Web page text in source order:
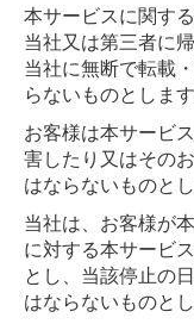
本サービスに関す
当社又は第三者に
当社に無断で転載
らないものとします
お客様は本サービ
害したり又はその
はならないものとし
当社は、お客様が
に対する本サービ
とし、当該停止の
はならないものとし